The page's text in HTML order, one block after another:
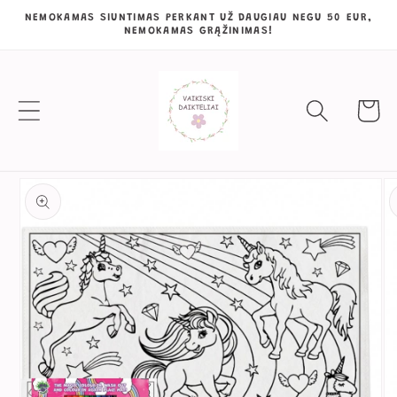
Eiti į
NEMOKAMAS SIUNTIMAS PERKANT UŽ DAUGIAU NEGU 50 EUR,
NEMOKAMAS GRĄŽINIMAS!
informacijos
apie gaminį